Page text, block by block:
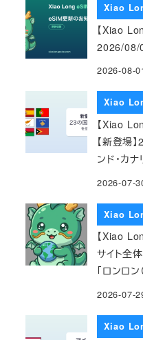
Xiao
【Xiao
2026/08/
2026-08-
Xiao
【Xiao
【新登場
ンド・カ
2026-07-
Xiao
【Xiao
サイト全
「ロンロン
2026-07-
Xiao